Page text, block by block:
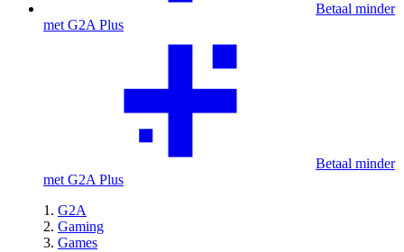
Betaal minder
met G2A Plus
Betaal minder
met G2A Plus
G2A
Gaming
Games